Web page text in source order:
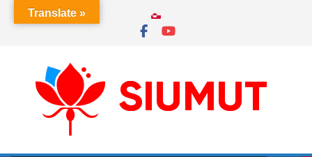
Translate »